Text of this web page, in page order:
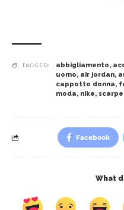
TAGGED: abbigliamento,
uomo, air jordan,
cappotto donna,
moda, nike, scarpe
Facebook
What